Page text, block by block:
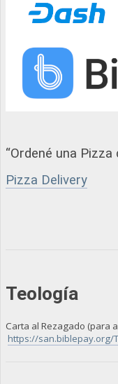
“Ordené una
Pizza Delivery
Teología
Carta al Rezagado
https://san.biblepay.org/